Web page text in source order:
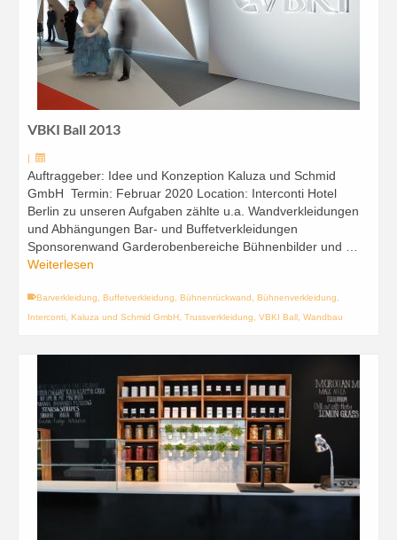
VBKI Ball 2013
|
Auftraggeber: Idee und Konzeption Kaluza und Schmid
GmbH Termin: Februar 2020 Location: Interconti Hotel
Berlin zu unseren Aufgaben zählte u.a. Wandverkleidungen
und Abhängungen Bar- und Buffetverkleidungen
Sponsorenwand Garderobenbereiche Bühnenbilder und …
Weiterlesen
Barverkleidung Buffetverkleidung Bühnenrückwand Bühnenverkleidung
Interconti Kaluza und Schmid GmbH Trussverkleidung VBKI Ball Wandbau